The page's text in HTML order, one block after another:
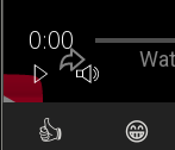
👍 😁